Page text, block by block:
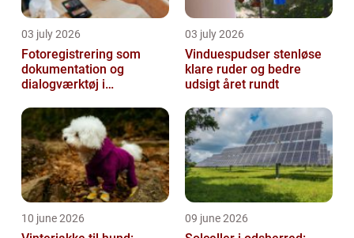
03 july 2026
Fotoregistrering som
dokumentation og
dialogværktøj i
03 july 2026
Vinduespudser stenløse
klare ruder og bedre
udsigt året rundt
10 june 2026 09 june 2026